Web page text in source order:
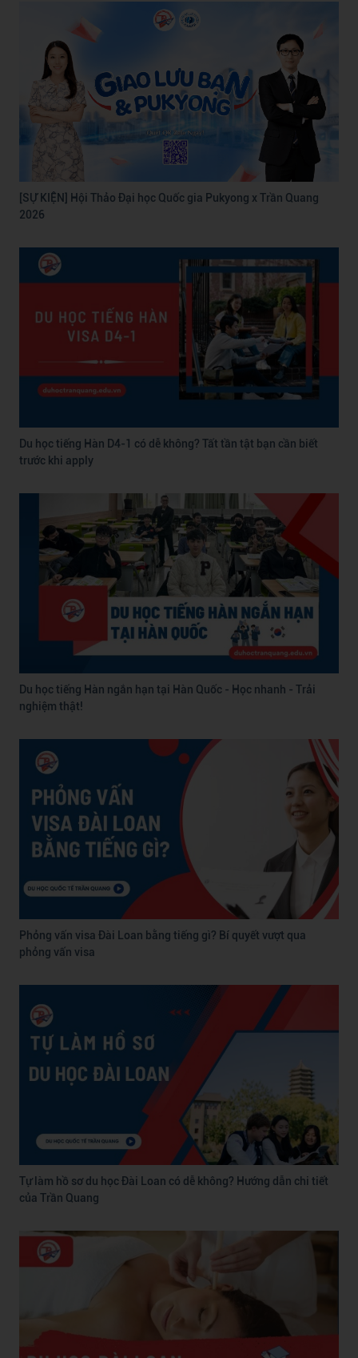
[SỰ KIỆN] Hội Thảo Đại học Quốc gia Pukyong x Trần Quang
2026
Du học tiếng Hàn D4-1 có dễ không? Tất tần tật bạn cần biết
trước khi apply
Du học tiếng Hàn ngắn hạn tại Hàn Quốc - Học nhanh - Trải
nghiệm thật!
Phỏng vấn visa Đài Loan bằng tiếng gì? Bí quyết vượt qua
phỏng vấn visa
Tự làm hồ sơ du học Đài Loan có dễ không? Hướng dẫn chi tiết
của Trần Quang